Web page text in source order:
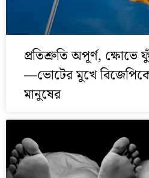
প্রতিশ্রুতি অপূর্ণ,
—ভোটের মুখে বিজেপিকে
মানুষের